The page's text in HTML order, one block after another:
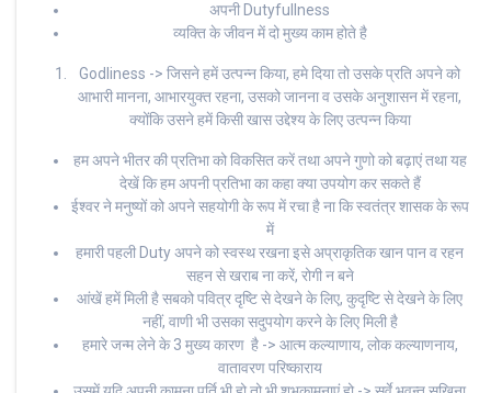
अपनी Dutyfullness
व्यक्ति के जीवन में दो मुख्य काम होते है
Godliness -> जिसने हमें उत्पन्न किया, हमे दिया तो उसके प्रति अपने को
आभारी मानना, आभारयुक्त रहना, उसको जानना व उसके अनुशासन में रहना,
क्योंकि उसने हमें किसी खास उद्देश्य के लिए उत्पन्न किया
हम अपने भीतर की प्रतिभा को विकसित करें तथा अपने गुणो को बढ़ाएं तथा यह
देखें कि हम अपनी प्रतिभा का कहा क्या उपयोग कर सकते हैं
ईश्वर ने मनुष्यों को अपने सहयोगी के रूप में रचा है ना कि स्वतंत्र शासक के रूप
में
हमारी पहली Duty अपने को स्वस्थ रखना इसे अप्राकृतिक खान पान व रहन
सहन से खराब ना करें, रोगी न बने
आंखें हमें मिली है सबको पवित्र दृष्टि से देखने के लिए, कुदृष्टि से देखने के लिए
नहीं, वाणी भी उसका सदुपयोग करने के लिए मिली है
हमारे जन्म लेने के 3 मुख्य कारण है -> आत्म कल्याणाय, लोक कल्याणनाय,
वातावरण परिष्काराय